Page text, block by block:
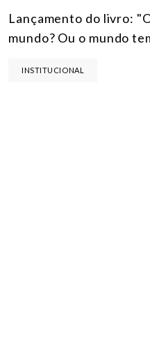
Lançamento do livro:
mundo? Ou o mundo
INSTITUCIONAL